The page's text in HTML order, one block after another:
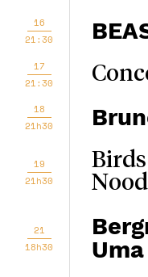
16
21:30
17
21:30
18
21h30
19
21h30
21
18h30